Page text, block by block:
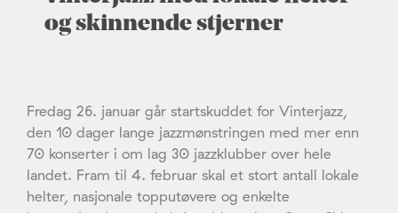
og skinnende stjerner
Fredag 26. januar går startskuddet for Vinterjazz,
den 10 dager lange jazzmønstringen med mer enn
70 konserter i om lag 30 jazzklubber over hele
landet. Fram til 4. februar skal et stort antall lokale
helter, nasjonale topputøvere og enkelte